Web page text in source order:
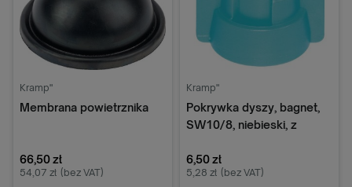
Kramp"
Membrana powietrznika
66,50 zł
54,07 zł (bez VAT)
Kramp"
Pokrywka dyszy, bagnet,
SW10/8, niebieski, z
6,50 zł
5,28 zł (bez VAT)